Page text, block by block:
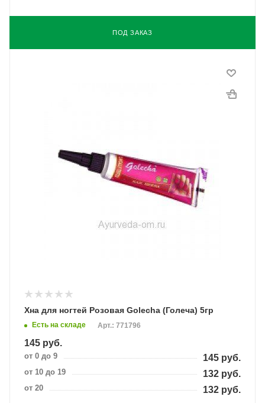
ПОД ЗАКАЗ
Хна для ногтей Розовая Golecha (Голеча) 5гр
Есть на складе Арт.: 771796
145 руб.
от 0 до 9 145 руб.
от 10 до 19 132 руб.
от 20 132 руб.